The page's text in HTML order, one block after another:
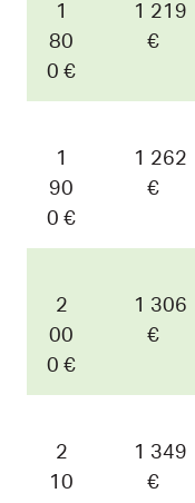
1
80
0 €
1 219
€
1
90
0 €
1 262
€
2
00
0 €
1 306
€
2
10
1 349
€